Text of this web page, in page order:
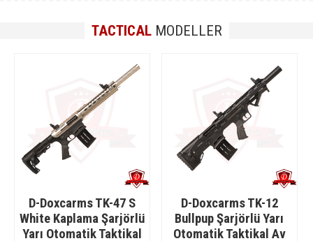
TACTICALMODELLER
D-Doxcarms TK-47 S
White Kaplama Şarjörlü
Yarı Otomatik Taktikal
D-Doxcarms TK-12
Bullpup Şarjörlü Yarı
Otomatik Taktikal Av